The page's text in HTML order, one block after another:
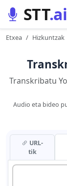
STT.ai
Etxea Hizkuntzak
Transkribatu
Audio eta bideo
URL-
tik